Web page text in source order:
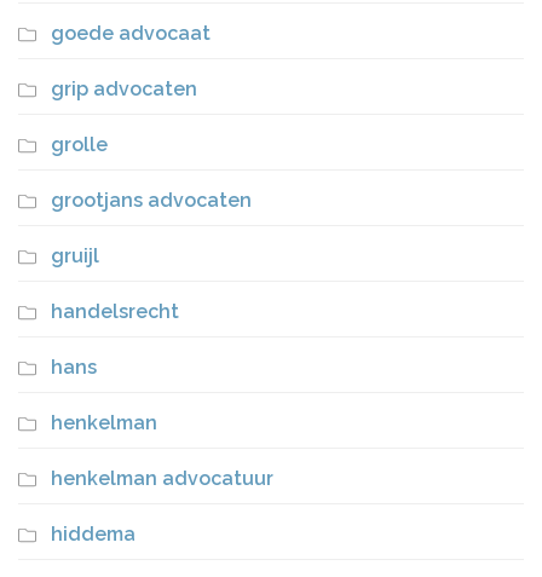
goede advocaat
grip advocaten
grolle
grootjans advocaten
gruijl
handelsrecht
hans
henkelman
henkelman advocatuur
hiddema